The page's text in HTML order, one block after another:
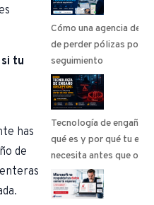
tu
has
de
Cómo una agencia de
de perder pólizas por
seguimiento
Tecnología de engaño
qué es y por qué tu
necesita antes que